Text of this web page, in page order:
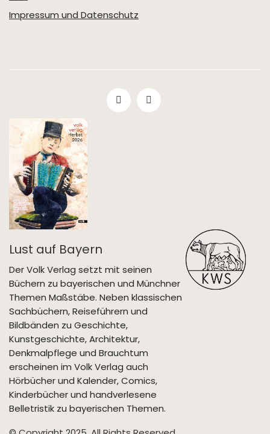
Impressum und Datenschutz
Lust auf Bayern
Der Volk Verlag setzt mit seinen
Büchern zu bayerischen und Münchner
Themen Maßstäbe. Neben klassischen
Sachbüchern, Reiseführern und
Bildbänden zu Geschichte,
Kunstgeschichte, Architektur,
Denkmalpflege und Brauchtum
erscheinen im Volk Verlag auch
Hörbücher und Kalender, Comics,
Kinderbücher und handverlesene
Belletristik zu bayerischen Themen.